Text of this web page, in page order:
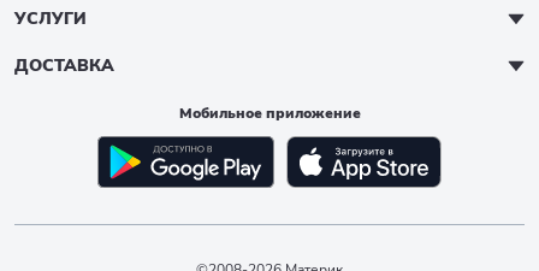
УСЛУГИ
ДОСТАВКА
Мобильное приложение